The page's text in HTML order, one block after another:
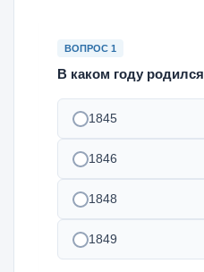
ВОПРОС 1
В каком году
1845
1846
1848
1849